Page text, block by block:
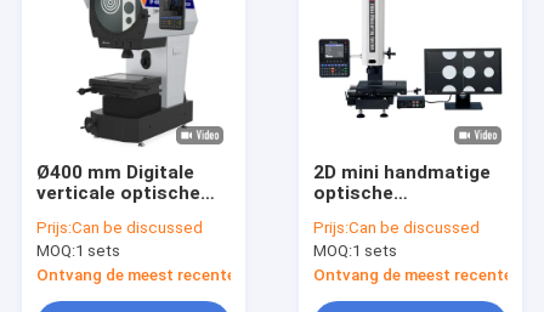
Ø400 mm Digitale
verticale optische
Prijs:Can be discussed
MOQ:1 sets
Ontvang de meest recente Prijs
2D mini handmatige
optische
Hoogprecisie video
meetprojector
Prijs:Can be discussed
MOQ:1 sets
Ontvang de meest recente